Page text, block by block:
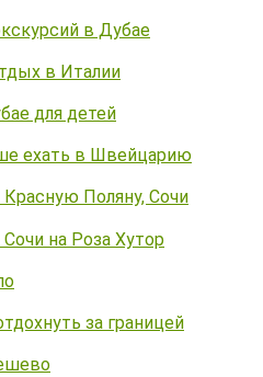
в Дубае
в Италии
для детей
ехать в Швейцарию
Поляну, Сочи
на Роза Хутор
за границей